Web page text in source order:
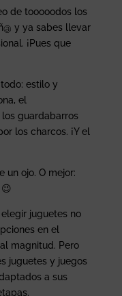
de tooooodos los
y ya sabes llevar
¡Pues que
estilo y
el
guardabarros
los charcos. ¡Y el
un ojo. O mejor:
juguetes no
en el
magnitud. Pero
juguetes y juegos
a sus